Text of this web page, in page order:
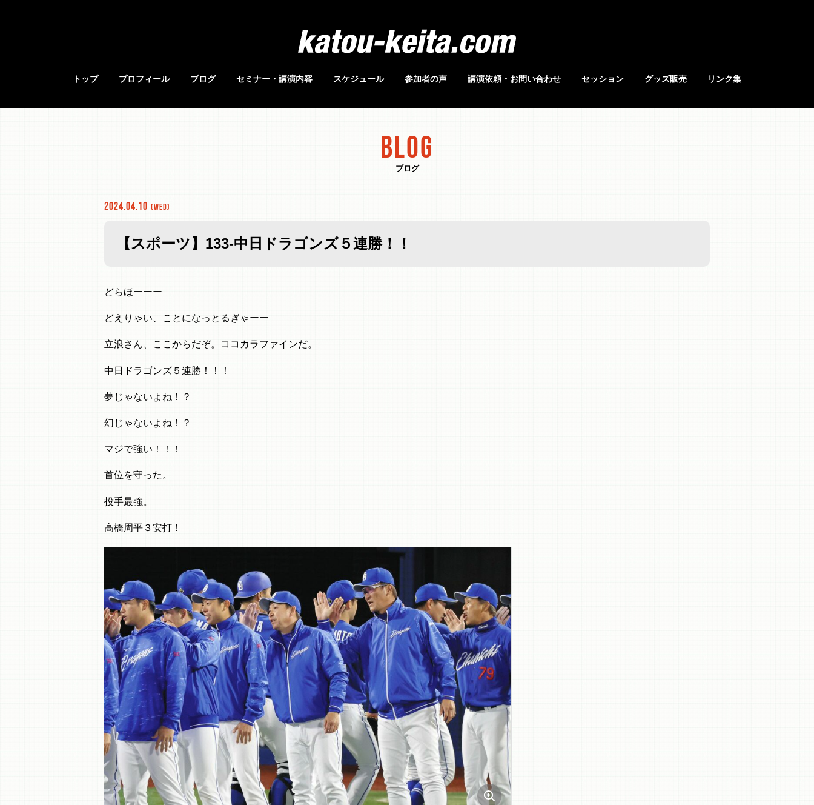
トップ プロフィール ブログ セミナー・講演内容 スケジュール 参加者の声 講演依頼・お問い合わせ セッション グッズ販売 リンク集
BLOG
ブログ
2024.04.10 (Wed)
【スポーツ】133-中日ドラゴンズ５連勝！！
どらほーーー
どえりゃい、ことになっとるぎゃーー
立浪さん、ここからだぞ。ココカラファインだ。
中日ドラゴンズ５連勝！！！
夢じゃないよね！？
幻じゃないよね！？
マジで強い！！！
首位を守った。
投手最強。
高橋周平３安打！